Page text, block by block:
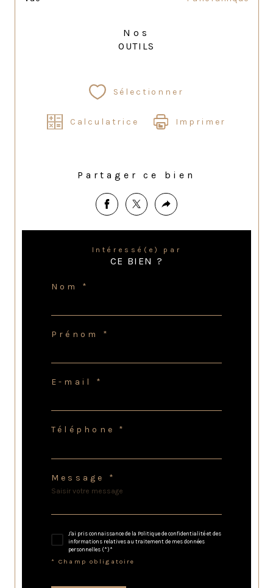
Nos
OUTILS
Sélectionner
Calculatrice Imprimer
Partager ce bien
Intéressé(e) par
CE BIEN ?
Nom *
Prénom *
E-mail *
Téléphone *
Message *
J'ai pris connaissance de la Politique de confidentialité et des
informations relatives au traitement de mes données
personnelles (*)*
* Champ obligatoire